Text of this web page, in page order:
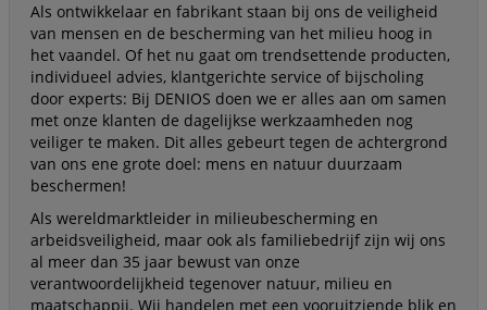
Als ontwikkelaar en fabrikant staan bij ons de veiligheid
van mensen en de bescherming van het milieu hoog in
het vaandel. Of het nu gaat om trendsettende producten,
individueel advies, klantgerichte service of bijscholing
door experts: Bij DENIOS doen we er alles aan om samen
met onze klanten de dagelijkse werkzaamheden nog
veiliger te maken. Dit alles gebeurt tegen de achtergrond
van ons ene grote doel: mens en natuur duurzaam
beschermen!
Als wereldmarktleider in milieubescherming en
arbeidsveiligheid, maar ook als familiebedrijf zijn wij ons
al meer dan 35 jaar bewust van onze
verantwoordelijkheid tegenover natuur, milieu en
maatschappij. Wij handelen met een vooruitziende blik en